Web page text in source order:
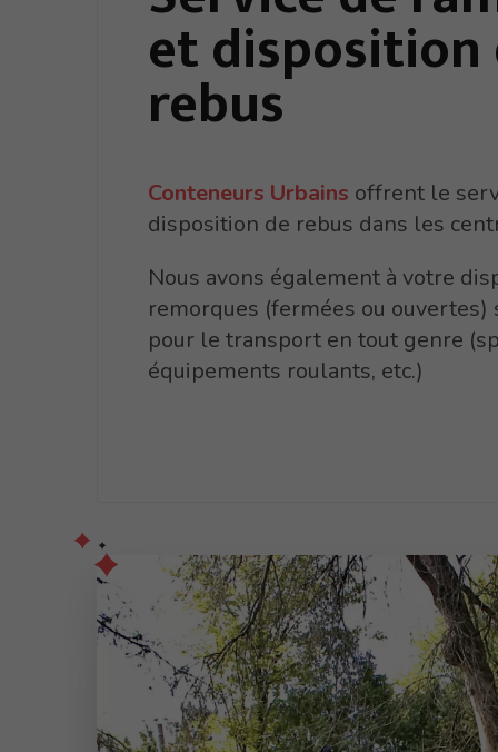
et disposition
rebus
Conteneurs Urbains offrent le
disposition de rebus dans les
Nous avons également à votre
remorques (fermées ou ouvertes)
pour le transport en tout genre
équipements roulants, etc.)